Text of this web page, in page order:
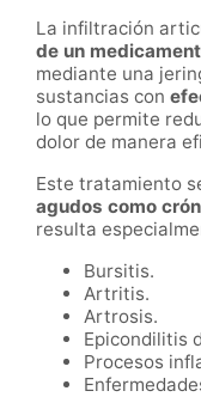
La infiltración
de un
mediante una
sustancias con
lo que permite
dolor de manera
Este tratamiento
agudos como
resulta
Bursitis.
Artritis.
Artrosis.
Epicondilitis
Procesos